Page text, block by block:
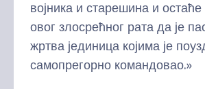
војника и старешина и остаће
овог злосрећног рата да је
жртва јединица којима је
самопрегорно командовао.»